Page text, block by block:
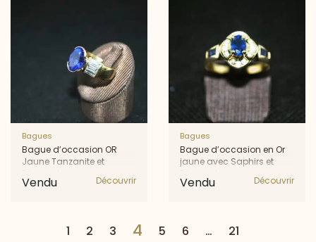
Bagues
Bague d’occasion OR
Jaune Tanzanite et
Vendu Découvrir
Bagues
Bague d’occasion en Or
jaune avec Saphirs et
Vendu Découvrir
1 2 3 4 5 6 … 21